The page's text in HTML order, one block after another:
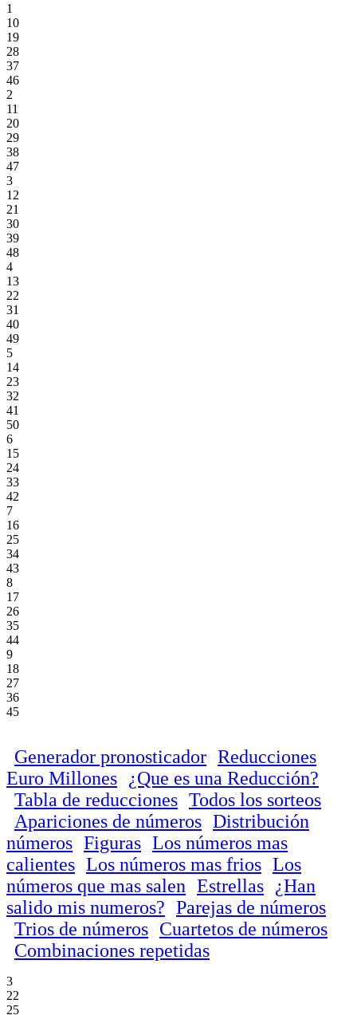
1
10
19
28
37
46
2
11
20
29
38
47
3
12
21
30
39
48
4
13
22
31
40
49
5
14
23
32
41
50
6
15
24
33
42
7
16
25
34
43
8
17
26
35
44
9
18
27
36
45
Generador pronosticador Reducciones
Euro Millones
¿Que es una Reducción?
Tabla de reducciones Todos los sorteos
Apariciones de números Distribución
números Figuras Los números mas
calientes Los números mas frios Los
números que mas salen Estrellas
¿Han
salido mis numeros? Parejas de números
Trios de números Cuartetos de números
Combinaciones repetidas
3
22
25